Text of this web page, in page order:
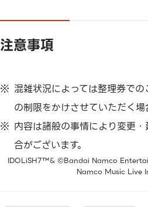
注意事項
混雑状況によっては整理券で
の制限をかけさせていただく場
内容は諸般の事情により変更
合がございます。
IDOLiSH7™& ©Bandai Namco
Namco Music Live